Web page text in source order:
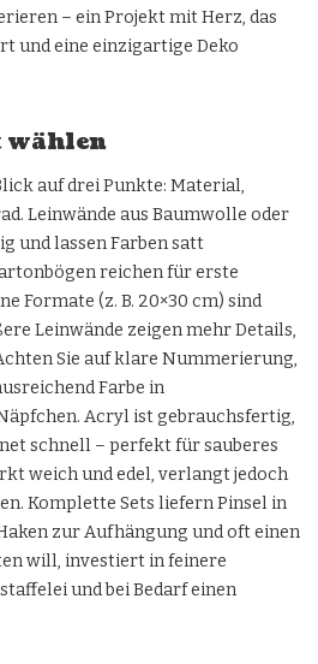
– ein Projekt mit Herz, das
und eine einzigartige Deko
wählen
auf drei Punkte: Material,
Leinwände aus Baumwolle oder
und lassen Farben satt
reichen für erste
Formate (z. B. 20×30 cm) sind
Leinwände zeigen mehr Details,
Sie auf klare Nummerierung,
Farbe in
Acryl ist gebrauchsfertig,
schnell – perfekt für sauberes
weich und edel, verlangt jedoch
Komplette Sets liefern Pinsel in
zur Aufhängung und oft einen
will, investiert in feinere
und bei Bedarf einen